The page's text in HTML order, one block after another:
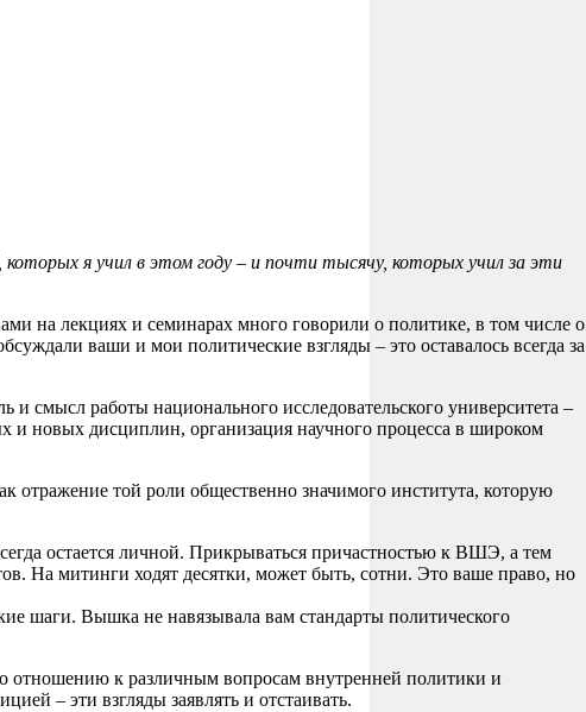
я учил в этом году – и почти тысячу, которых учил за эти
на лекциях и семинарах много говорили о политике, в том числе о
ваши и мои политические взгляды – это оставалось всегда за
смысл работы национального исследовательского университета –
и новых дисциплин, организация научного процесса в широком
отражение той роли общественно значимого института, которую
остается личной. Прикрываться причастностью к ВШЭ, а тем
На митинги ходят десятки, может быть, сотни. Это ваше право, но
шаги. Вышка не навязывала вам стандарты политического
к различным вопросам внутренней политики и
– эти взгляды заявлять и отстаивать.